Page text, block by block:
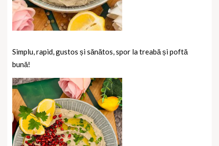
Simplu, rapid, gustos și sănătos, spor la treabă și poftă
bună!